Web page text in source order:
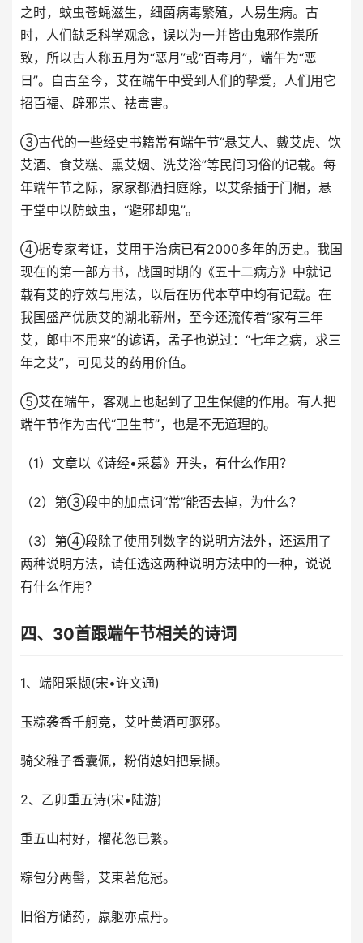
之时，蚊虫苍蝇滋生，细菌病毒繁殖，人易生病。古
时，人们缺乏科学观念，误以为一并皆由鬼邪作祟所
致，所以古人称五月为“恶月”或“百毒月”，端午为“恶
日”。自古至今，艾在端午中受到人们的挚爱，人们用它
招百福、辟邪祟、祛毒害。
③古代的一些经史书籍常有端午节“悬艾人、戴艾虎、饮
艾酒、食艾糕、熏艾烟、洗艾浴”等民间习俗的记载。每
年端午节之际，家家都洒扫庭除，以艾条插于门楣，悬
于堂中以防蚊虫，“避邪却鬼”。
④据专家考证，艾用于治病已有2000多年的历史。我国
现在的第一部方书，战国时期的《五十二病方》中就记
载有艾的疗效与用法，以后在历代本草中均有记载。在
我国盛产优质艾的湖北蕲州，至今还流传着“家有三年
艾，郎中不用来”的谚语，孟子也说过：“七年之病，求三
年之艾”，可见艾的药用价值。
⑤艾在端午，客观上也起到了卫生保健的作用。有人把
端午节作为古代“卫生节”，也是不无道理的。
（1）文章以《诗经•采葛》开头，有什么作用？
（2）第③段中的加点词“常”能否去掉，为什么？
（3）第④段除了使用列数字的说明方法外，还运用了
两种说明方法，请任选这两种说明方法中的一种，说说
有什么作用？
四、30首跟端午节相关的诗词
1、端阳采撷(宋•许文通)
玉粽袭香千舸竞，艾叶黄酒可驱邪。
骑父稚子香囊佩，粉俏媳妇把景撷。
2、乙卯重五诗(宋•陆游)
重五山村好，榴花忽已繁。
粽包分两髻，艾束著危冠。
旧俗方储药，羸躯亦点丹。